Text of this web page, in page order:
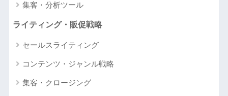
集客・分析ツール
ライティング・販促戦略
セールスライティング
コンテンツ・ジャンル戦略
集客・クロージング